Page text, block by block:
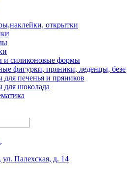
открытки
и силиконовые формы
фигурки, пряники, леденцы, безе
печенья и пряников
шоколада
Палехская, д. 14